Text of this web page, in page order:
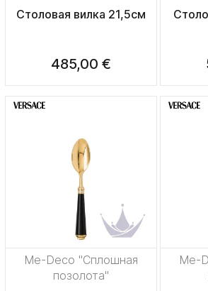
Столовая вилка 21,5см
485,00 €
Me-Deco "Сплошная
позолота"
Me-